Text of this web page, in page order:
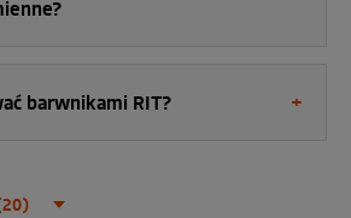
barwnikami RIT?